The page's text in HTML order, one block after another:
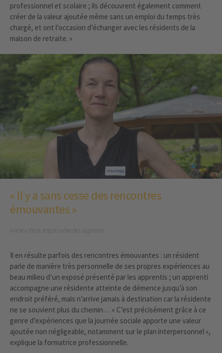
professionnel et scolaire ; ils découvrent également comment
créer de la valeur ajoutée même sans un emploi du temps très
chargé, et ont l’occasion d’échanger avec les résidents de la
maison de retraite. »
« Il y a sans cesse des rencontres
émouvantes »
Andrea Wyss, responsable des apprentis
Il en résulte parfois des rencontres émouvantes : un résident
parle de manière très personnelle de ses propres expériences au
beau milieu d’un exposé présenté par les apprentis ; un apprenti
accompagne une résidente atteinte de démence jusqu’à son
endroit préféré, mais n’arrive jamais à destination car la résidente
ne se souvient plus du chemin… « C’est précisément grâce à ce
genre d’expériences que la journée sociale apporte une valeur
ajoutée non négligeable, notamment sur le plan interpersonnel »,
explique la formatrice professionnelle.